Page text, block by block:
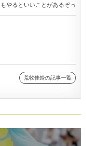
やるといいことがあるぞっ
荒牧佳鈴の記事一覧